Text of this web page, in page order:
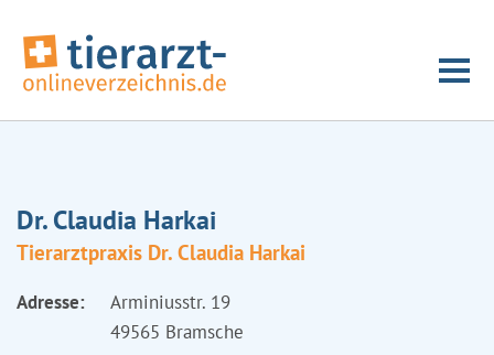
Dr. Claudia Harkai
Tierarztpraxis Dr. Claudia Harkai
Adresse:
Arminiusstr. 19
49565 Bramsche